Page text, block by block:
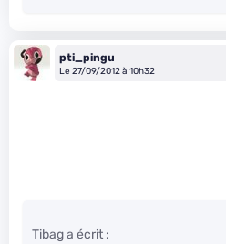
pti_pingu
Le 27/09/2012 à 10h32
Tibag a écrit :